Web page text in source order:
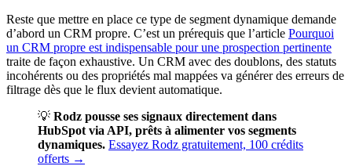
Reste que mettre en place ce type de segment dynamique demande
d’abord un CRM propre. C’est un prérequis que l’article Pourquoi
un CRM propre est indispensable pour une prospection pertinente
traite de façon exhaustive. Un CRM avec des doublons, des statuts
incohérents ou des propriétés mal mappées va générer des erreurs de
filtrage dès que le flux devient automatique.
💡 Rodz pousse ses signaux directement dans
HubSpot via API, prêts à alimenter vos segments
dynamiques. Essayez Rodz gratuitement, 100 crédits
offerts →